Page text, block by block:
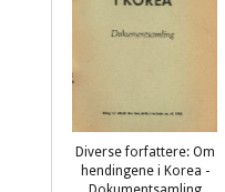
Diverse forfattere: Om
hendingene i Korea -